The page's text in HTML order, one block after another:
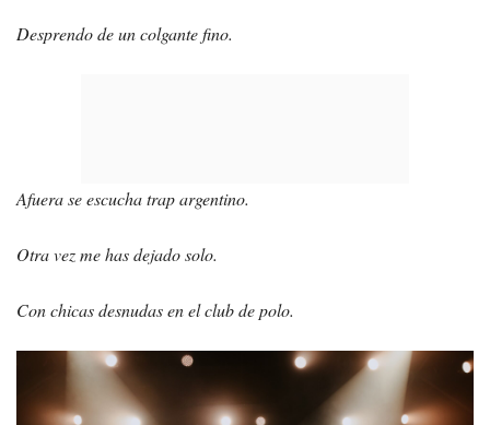
Desprendo de un colgante fino.
Afuera se escucha trap argentino.
Otra vez me has dejado solo.
Con chicas desnudas en el club de polo.